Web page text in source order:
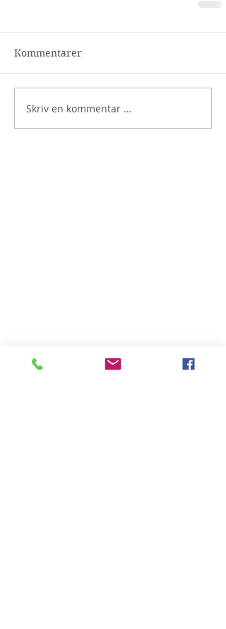
Kommentarer
Skriv en kommentar …